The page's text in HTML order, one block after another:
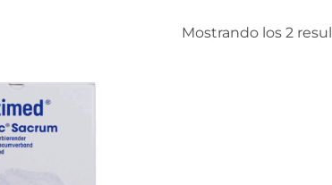
Mostrando los 2